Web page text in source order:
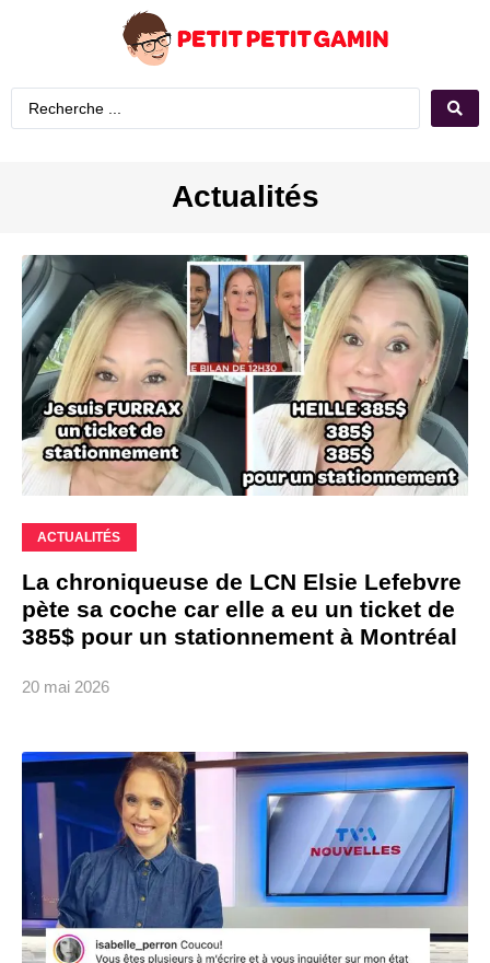
Actualités
ACTUALITÉS
La chroniqueuse de LCN Elsie Lefebvre
pète sa coche car elle a eu un ticket de
385$ pour un stationnement à Montréal
20 mai 2026